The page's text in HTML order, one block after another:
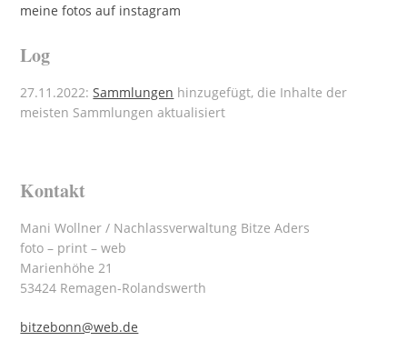
meine fotos auf instagram
Log
27.11.2022:Sammlungen hinzugefügt, die Inhalte der
meisten Sammlungen aktualisiert
Kontakt
Mani Wollner / Nachlassverwaltung Bitze Aders
foto – print – web
Marienhöhe 21
53424 Remagen-Rolandswerth
bitzebonn@web.de